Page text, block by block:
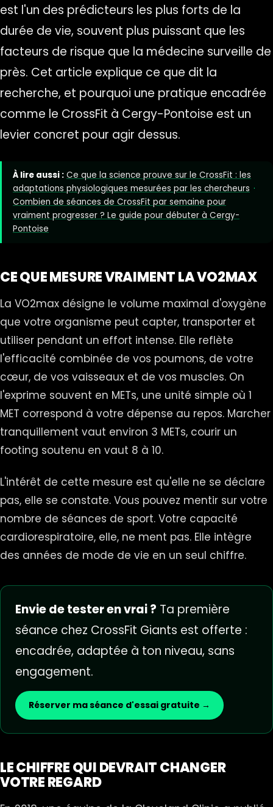
est l'un des prédicteurs les plus forts de la
durée de vie, souvent plus puissant que les
facteurs de risque que la médecine surveille de
près. Cet article explique ce que dit la
recherche, et pourquoi une pratique encadrée
comme le CrossFit à Cergy-Pontoise est un
levier concret pour agir dessus.
À lire aussi : Ce que la science prouve sur le CrossFit : les
adaptations physiologiques mesurées par les chercheurs ·
Combien de séances de CrossFit par semaine pour
vraiment progresser ? Le guide pour débuter à Cergy-
Pontoise
CE QUE MESURE VRAIMENT LA VO2MAX
La VO2max désigne le volume maximal d'oxygène
que votre organisme peut capter, transporter et
utiliser pendant un effort intense. Elle reflète
l'efficacité combinée de vos poumons, de votre
cœur, de vos vaisseaux et de vos muscles. On
l'exprime souvent en METs, une unité simple où 1
MET correspond à votre dépense au repos. Marcher
tranquillement vaut environ 3 METs, courir un
footing soutenu en vaut 8 à 10.
L'intérêt de cette mesure est qu'elle ne se déclare
pas, elle se constate. Vous pouvez mentir sur votre
nombre de séances de sport. Votre capacité
cardiorespiratoire, elle, ne ment pas. Elle intègre
des années de mode de vie en un seul chiffre.
Envie de tester en vrai ? Ta première
séance chez CrossFit Giants est offerte :
encadrée, adaptée à ton niveau, sans
engagement.
Réserver ma séance d'essai gratuite →
LE CHIFFRE QUI DEVRAIT CHANGER
VOTRE REGARD